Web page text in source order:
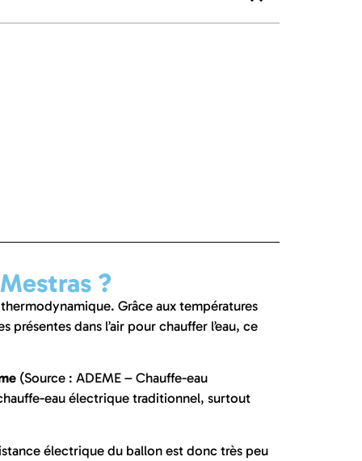
?
Grâce aux températures
dans l’air pour chauffer l’eau, ce
(Source : ADEME – Chauffe-eau
eau électrique traditionnel, surtout
électrique du ballon est donc très peu